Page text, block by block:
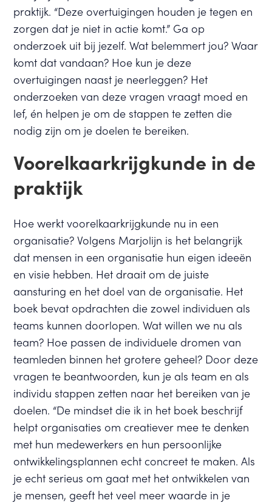
praktijk. “Deze overtuigingen houden je tegen en
zorgen dat je niet in actie komt.” Ga op
onderzoek uit bij jezelf. Wat belemmert jou? Waar
komt dat vandaan? Hoe kun je deze
overtuigingen naast je neerleggen? Het
onderzoeken van deze vragen vraagt moed en
lef, én helpen je om de stappen te zetten die
nodig zijn om je doelen te bereiken.
Voorelkaarkrijgkunde in de
praktijk
Hoe werkt voorelkaarkrijgkunde nu in een
organisatie? Volgens Marjolijn is het belangrijk
dat mensen in een organisatie hun eigen ideeën
en visie hebben. Het draait om de juiste
aansturing en het doel van de organisatie. Het
boek bevat opdrachten die zowel individuen als
teams kunnen doorlopen. Wat willen we nu als
team? Hoe passen de individuele dromen van
teamleden binnen het grotere geheel? Door deze
vragen te beantwoorden, kun je als team en als
individu stappen zetten naar het bereiken van je
doelen. “De mindset die ik in het boek beschrijf
helpt organisaties om creatiever mee te denken
met hun medewerkers en hun persoonlijke
ontwikkelingsplannen echt concreet te maken. Als
je echt serieus om gaat met het ontwikkelen van
je mensen, geeft het veel meer waarde in je